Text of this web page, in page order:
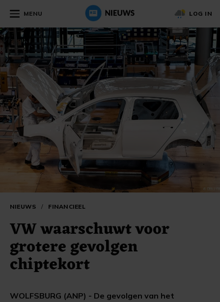
MENU LOG IN
NIEUWS / FINANCIEEL
VW waarschuwt voor
grotere gevolgen
chiptekort
WOLFSBURG (ANP) - De gevolgen van het